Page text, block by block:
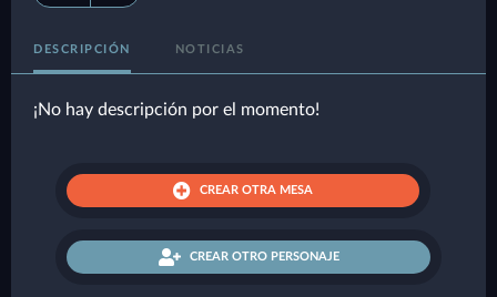
DESCRIPCIÓN NOTICIAS
¡No hay descripción por el momento!
CREAR OTRA MESA
CREAR OTRO PERSONAJE